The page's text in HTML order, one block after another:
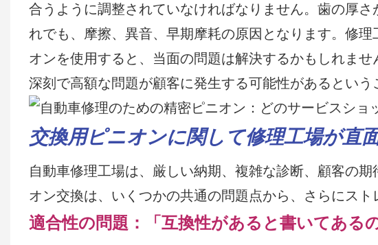
合うように調整されていなければなりません。歯の厚
れでも、摩擦、異音、早期摩耗の原因となります。修
オンを使用すると、当面の問題は解決するかもしれま
深刻で高額な問題が顧客に発生する可能性があるという
交換用ピニオンに関して修理工場が直
自動車修理工場は、厳しい納期、複雑な診断、顧客の
オン交換は、いくつかの共通の問題点から、さらにスト
適合性の問題：「互換性があると書いてある